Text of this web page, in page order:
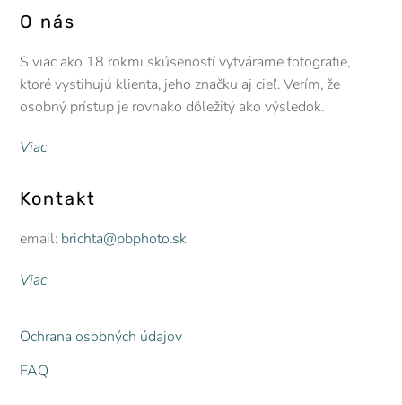
O nás
S viac ako 18 rokmi skúseností vytvárame fotografie,
ktoré vystihujú klienta, jeho značku aj cieľ. Verím, že
osobný prístup je rovnako dôležitý ako výsledok.
Viac
Kontakt
email: brichta@pbphoto.sk
Viac
Ochrana osobných údajov
FAQ